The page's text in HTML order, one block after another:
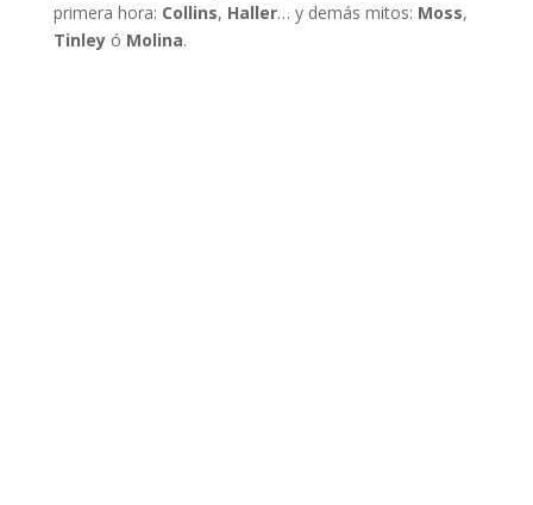
primera hora: Collins, Haller… y demás mitos: Moss,
Tinleyó Molina.